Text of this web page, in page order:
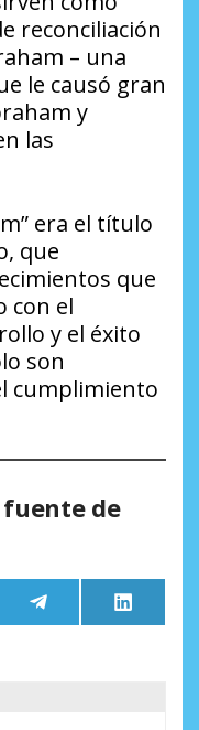
reconciliación
– una
le causó gran
y
las
era el título
que
que
con el
y el éxito
son
cumplimiento
fuente de
Compartir
en
Telegram
en
LinkedIn